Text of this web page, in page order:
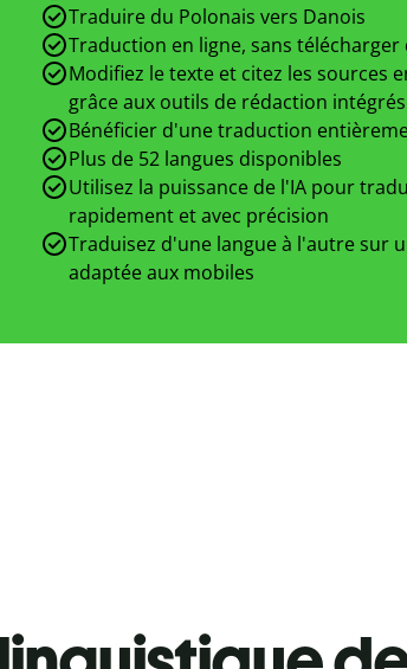
Traduire du Polonais vers Danois
Traduction en ligne, sans
Modifiez le texte et citez les sources
grâce aux outils de rédaction
Bénéficier d'une traduction
Plus de 52 langues disponibles
Utilisez la puissance de l'IA pour
rapidement et avec précision
Traduisez d'une langue à l'autre sur
adaptée aux mobiles